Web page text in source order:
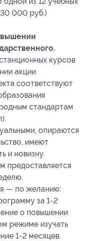
000 руб.)
курсов
акции.
соответствуют
стандартам
опираются
имеют
и новизну.
предоставляется
— по желанию:
за 1-2
о повышении
режиме изучать
1-2 месяцев.